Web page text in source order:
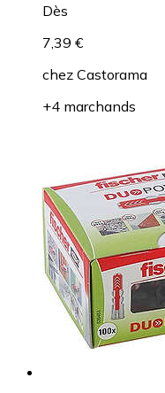
Dès
7,39 €
chez Castorama
+4 marchands